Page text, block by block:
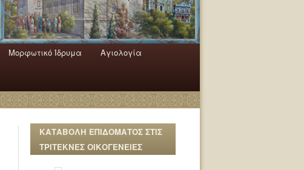
Μορφωτικό Ίδρυμα Αγιολογία
ΚΑΤΑΒΟΛΗ ΕΠΙΔΟΜΑΤΟΣ ΣΤΙΣ
ΤΡΙΤΕΚΝΕΣ ΟΙΚΟΓΕΝΕΙΕΣ